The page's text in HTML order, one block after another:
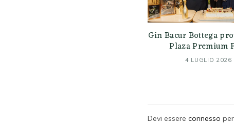
Gin Bacur Bottega
Plaza Premium
4 LUGLIO 2026
Devi essereconnesso